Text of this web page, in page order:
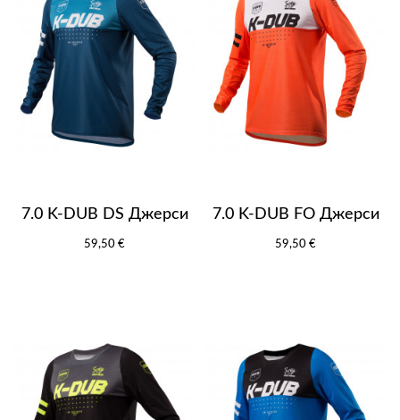
7.0 K-DUB DS Джерси
59,50 €
7.0 K-DUB FO Джерси
59,50 €